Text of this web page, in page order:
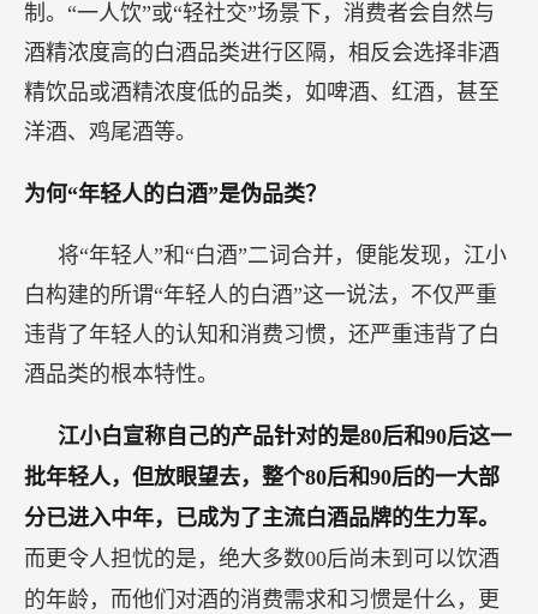
制。“一人饮”或“轻社交”场景下，消费者会自然与
酒精浓度高的白酒品类进行区隔，相反会选择非酒
精饮品或酒精浓度低的品类，如啤酒、红酒，甚至
洋酒、鸡尾酒等。
为何“年轻人的白酒”是伪品类？
将“年轻人”和“白酒”二词合并，便能发现，江小
白构建的所谓“年轻人的白酒”这一说法，不仅严重
违背了年轻人的认知和消费习惯，还严重违背了白
酒品类的根本特性。
江小白宣称自己的产品针对的是80后和90后这一
批年轻人，但放眼望去，整个80后和90后的一大部
分已进入中年，已成为了主流白酒品牌的生力军。
而更令人担忧的是，绝大多数00后尚未到可以饮酒
的年龄，而他们对酒的消费需求和习惯是什么，更